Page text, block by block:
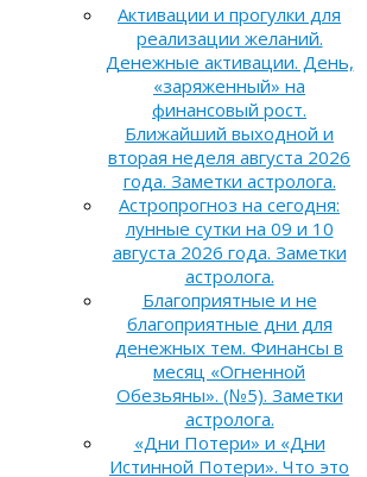
Активации и прогулки для
реализации желаний.
Денежные активации. День,
«заряженный» на
финансовый рост.
Ближайший выходной и
вторая неделя августа 2026
года. Заметки астролога.
Астропрогноз на сегодня:
лунные сутки на 09 и 10
августа 2026 года. Заметки
астролога.
Благоприятные и не
благоприятные дни для
денежных тем. Финансы в
месяц «Огненной
Обезьяны». (№5). Заметки
астролога.
«Дни Потери» и «Дни
Истинной Потери». Что это